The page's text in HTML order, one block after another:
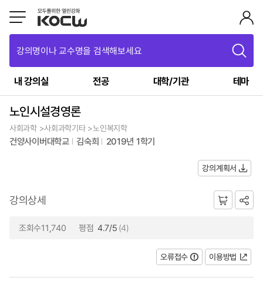
강의명이나 교수명을 검색해보세요
내 강의실 전공 대학/기관 테마
노인시설경영론
사회과학 >사회과학기타 >노인복지학
건양사이버대학교 김숙희 2019년 1학기
강의계획서
강의상세
조회수11,740 평점 4.7/5 (4)
오류접수 이용방법